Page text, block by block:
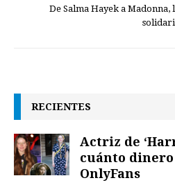
De Salma Hayek a Madonna,
RECIENTES
Actriz de
cuánto
OnlyFans